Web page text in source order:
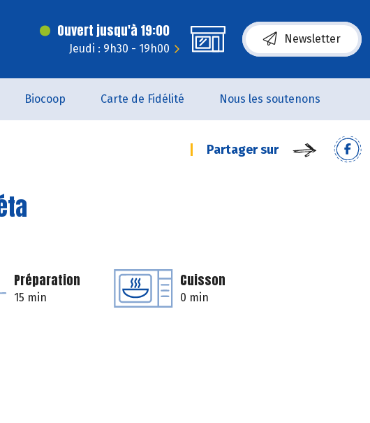
Ouvert jusqu'à 19:00
Jeudi : 9h30 - 19h00
Newsletter
Biocoop Carte de Fidélité Nous les soutenons
Partager sur
Préparation
15 min
Cuisson
0 min